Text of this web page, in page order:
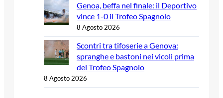
Genoa, beffa nel finale: il Deportivo
vince 1-0 il Trofeo Spagnolo
8 Agosto 2026
Scontri tra tifoserie a Genova:
spranghe e bastoni nei vicoli prima
del Trofeo Spagnolo
8 Agosto 2026